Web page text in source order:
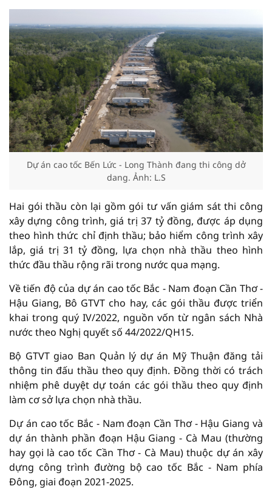
Dự án cao tốc Bến Lức - Long Thành đang thi công dở
dang. Ảnh: L.S
Hai gói thầu còn lại gồm gói tư vấn giám sát thi công
xây dựng công trình, giá trị 37 tỷ đồng, được áp dụng
theo hình thức chỉ định thầu; bảo hiểm công trình xây
lắp, giá trị 31 tỷ đồng, lựa chọn nhà thầu theo hình
thức đầu thầu rộng rãi trong nước qua mạng.
Về tiến độ của dự án cao tốc Bắc - Nam đoạn Cần Thơ -
Hậu Giang, Bô GTVT cho hay, các gói thầu được triển
khai trong quý IV/2022, nguồn vốn từ ngân sách Nhà
nước theo Nghị quyết số 44/2022/QH15.
Bộ GTVT giao Ban Quản lý dự án Mỹ Thuận đăng tải
thông tin đấu thầu theo quy định. Đồng thời có trách
nhiệm phê duyệt dự toán các gói thầu theo quy định
làm cơ sở lựa chọn nhà thầu.
Dự án cao tốc Bắc - Nam đoạn Cần Thơ - Hậu Giang và
dự án thành phần đoạn Hậu Giang - Cà Mau (thường
hay gọi là cao tốc Cần Thơ - Cà Mau) thuộc dự án xây
dựng công trình đường bộ cao tốc Bắc - Nam phía
Đông, giai đoạn 2021-2025.